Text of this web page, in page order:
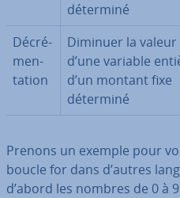
déterminé
Dé­cré­
men­
ta­tion
Diminuer la valeur
d’une variable
d’un montant fixe
déterminé
Prenons un exemple pour
boucle for dans d’autres
d’abord les nombres de 0 à